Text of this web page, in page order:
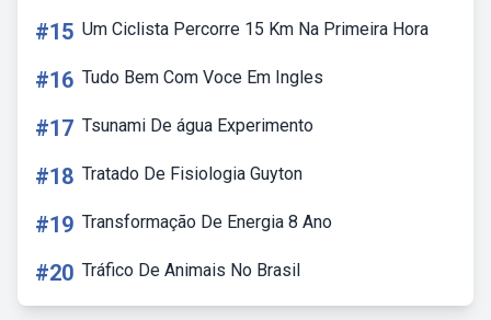
#15 Um Ciclista Percorre 15 Km Na Primeira Hora
#16 Tudo Bem Com Voce Em Ingles
#17 Tsunami De água Experimento
#18 Tratado De Fisiologia Guyton
#19 Transformação De Energia 8 Ano
#20 Tráfico De Animais No Brasil